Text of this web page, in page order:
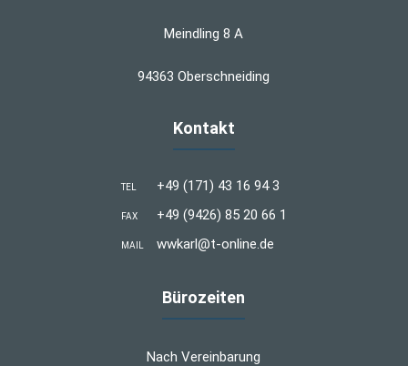
Meindling 8 A
94363 Oberschneiding
Kontakt
TEL +49 (171) 43 16 94 3
FAX +49 (9426) 85 20 66 1
MAIL wwkarl@t-online.de
Bürozeiten
Nach Vereinbarung